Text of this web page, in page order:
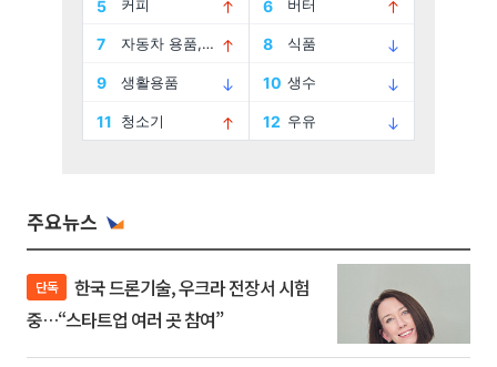
주요뉴스
단독
중…“스타트업 여러 곳 참여”